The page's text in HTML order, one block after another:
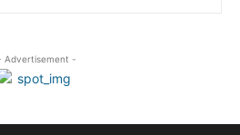
Advertisement -